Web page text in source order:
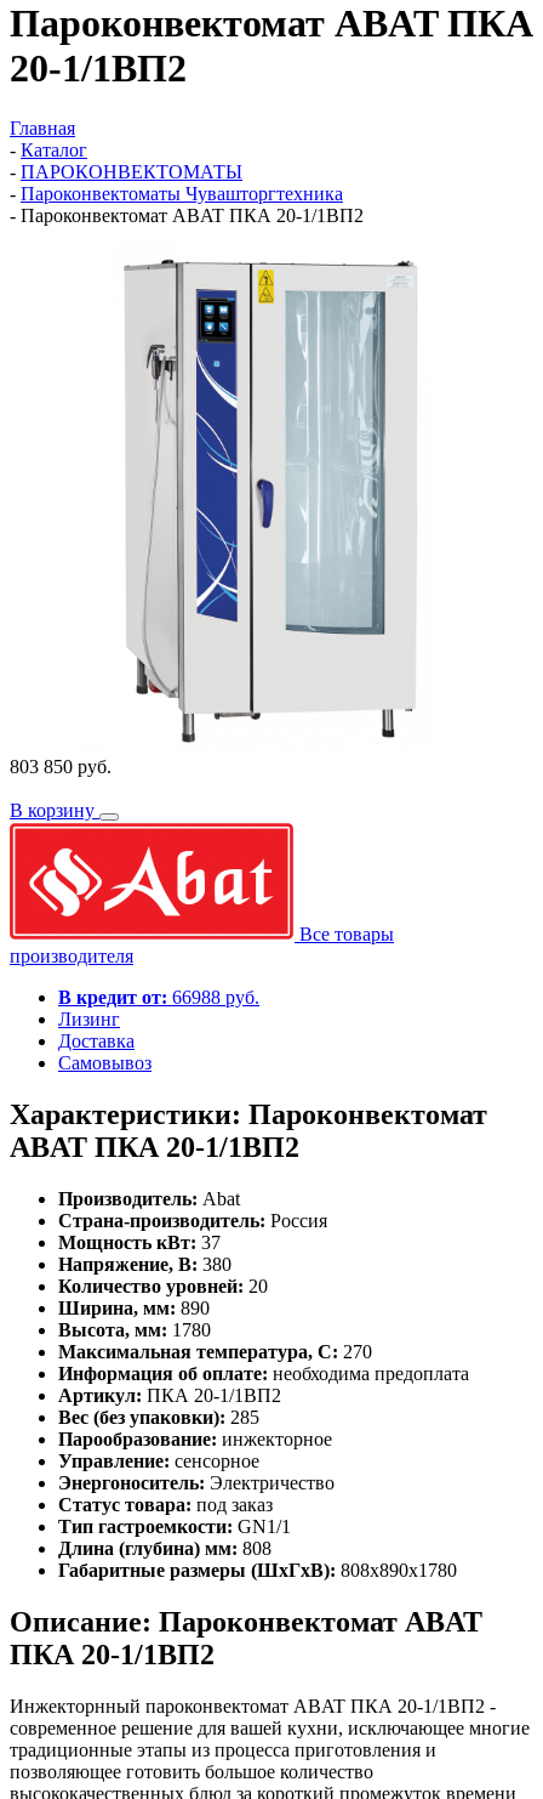
Пароконвектомат ABAT ПКА
20-1/1ВП2
Главная
- Каталог
- ПАРОКОНВЕКТОМАТЫ
- Пароконвектоматы Чувашторгтехника
- Пароконвектомат ABAT ПКА 20-1/1ВП2
803 850 руб.
В корзину
Все товары
производителя
В кредит от: 66988 руб.
Лизинг
Доставка
Самовывоз
Характеристики: Пароконвектомат
ABAT ПКА 20-1/1ВП2
Производитель: Abat
Страна-производитель: Россия
Мощность кВт: 37
Напряжение, В: 380
Количество уровней: 20
Ширина, мм: 890
Высота, мм: 1780
Максимальная температура, С: 270
Информация об оплате: необходима предоплата
Артикул: ПКА 20-1/1ВП2
Вес (без упаковки): 285
Парообразование: инжекторное
Управление: сенсорное
Энергоноситель: Электричество
Статус товара: под заказ
Тип гастроемкости: GN1/1
Длина (глубина) мм: 808
Габаритные размеры (ШхГхВ): 808x890x1780
Описание: Пароконвектомат ABAT
ПКА 20-1/1ВП2
Инжекторнный пароконвектомат ABAT ПКА 20-1/1ВП2 -
современное решение для вашей кухни, исключающее многие
традиционные этапы из процесса приготовления и
позволяющее готовить большое количество
высококачественных блюд за короткий промежуток времени